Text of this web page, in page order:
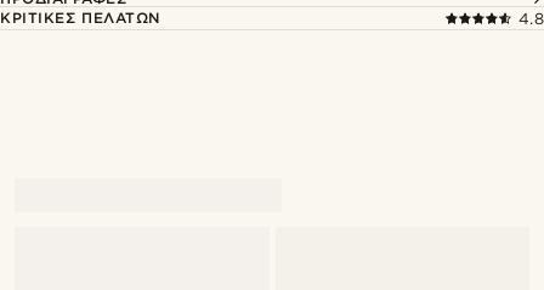
ΚΡΙΤΙΚΈΣ ΠΕΛΑΤΏΝ
4.8